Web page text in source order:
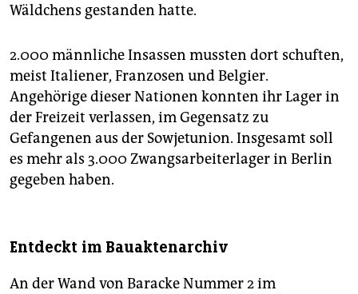
Wäldchens gestanden hatte.
2.000 männliche Insassen mussten dort schuften,
meist Italiener, Franzosen und Belgier.
Angehörige dieser Nationen konnten ihr Lager in
der Freizeit verlassen, im Gegensatz zu
Gefangenen aus der Sowjetunion. Insgesamt soll
es mehr als 3.000 Zwangsarbeiterlager in Berlin
gegeben haben.
Entdeckt im Bauaktenarchiv
An der Wand von Baracke Nummer 2 im